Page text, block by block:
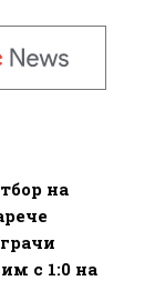
на
с 1:0 на